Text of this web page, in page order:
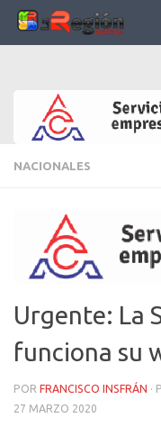
Saltar al contenido
NACIONALES
Urgente: La
funciona su
POR FRANCISCO INSFRÁN ·
27 MARZO 2020